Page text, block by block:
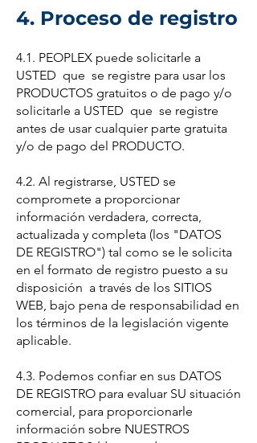
4. Proceso de registro
4.1. PEOPLEX puede solicitarle a
USTED que se registre para usar los
PRODUCTOS gratuitos o de pago y/o
solicitarle a USTED que se registre
antes de usar cualquier parte gratuita
y/o de pago del PRODUCTO.
4.2. Al registrarse, USTED se
compromete a proporcionar
información verdadera, correcta,
actualizada y completa (los "DATOS
DE REGISTRO") tal como se le solicita
en el formato de registro puesto a su
disposición a través de los SITIOS
WEB, bajo pena de responsabilidad en
los términos de la legislación vigente
aplicable.
4.3. Podemos confiar en sus DATOS
DE REGISTRO para evaluar SU situación
comercial, para proporcionarle
información sobre NUESTROS